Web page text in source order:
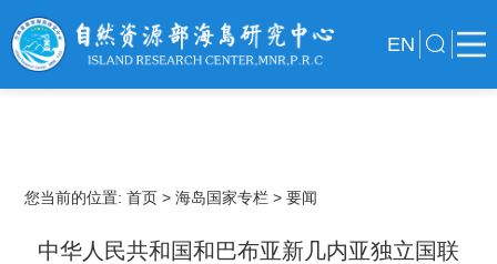
EN
您当前的位置: 首页> 海岛国家专栏 > 要闻
中华人民共和国和巴布亚新几内亚独立国联